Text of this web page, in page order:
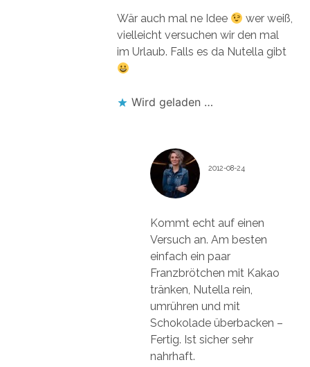
Wär auch mal ne Idee
wer weiß,
vielleicht versuchen wir den mal
im Urlaub. Falls es da Nutella gibt
Wird geladen …
2012-08-24
Kommt echt auf einen
Versuch an. Am besten
einfach ein paar
Franzbrötchen mit Kakao
tränken, Nutella rein,
umrühren und mit
Schokolade überbacken –
Fertig. Ist sicher sehr
nahrhaft.